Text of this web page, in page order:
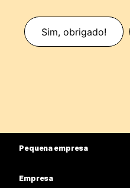
Sim, obrigado!
Pequena empresa
Empresa